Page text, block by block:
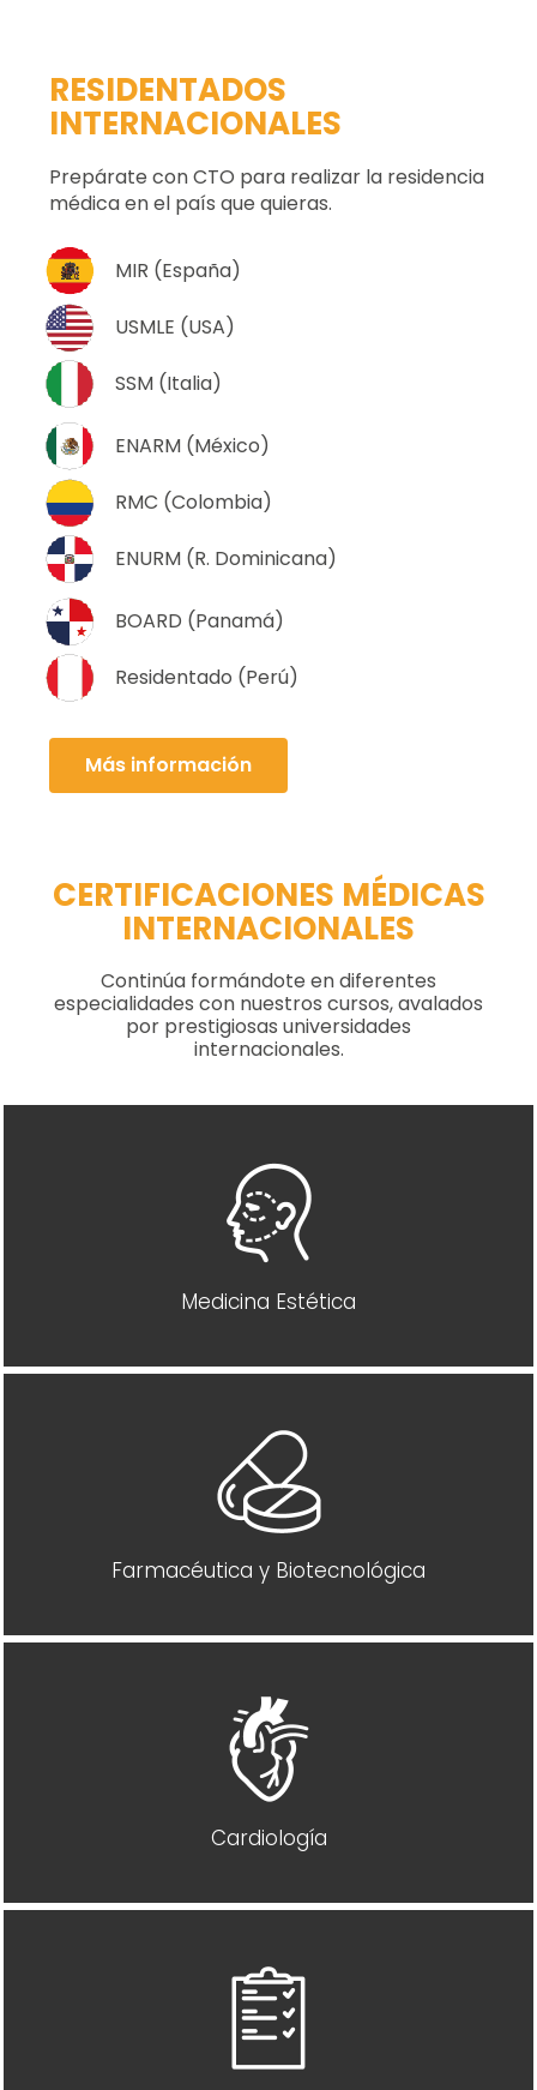
RESIDENTADOS
INTERNACIONALES
Prepárate con CTO para realizar la residencia
médica en el país que quieras.
MIR (España)
USMLE (USA)
SSM (Italia)
ENARM (México)
RMC (Colombia)
ENURM (R. Dominicana)
BOARD (Panamá)
Residentado (Perú)
Más información
CERTIFICACIONES MÉDICAS
INTERNACIONALES
Continúa formándote en diferentes
especialidades con nuestros cursos, avalados
por prestigiosas universidades
internacionales.
Medicina Estética
Farmacéutica y Biotecnológica
Cardiología